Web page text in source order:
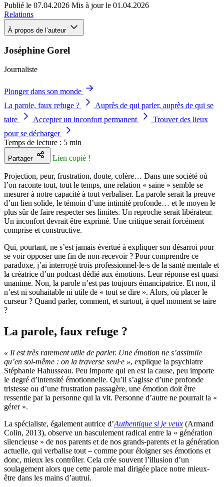
Publié le 07.04.2026 Mis à jour le 01.04.2026
Relations
À propos de l’auteur
Joséphine Gorel
Journaliste
Plonger dans son monde
La parole, faux refuge ?
Auprès de qui parler, auprès de qui se
taire
Accepter un inconfort permanent
Trouver des lieux
pour se décharger
Temps de lecture : 5 min
Partager Lien copié !
Projection, peur, frustration, doute, colère… Dans une société où
l’on raconte tout, tout le temps, une relation « saine » semble se
mesurer à notre capacité à tout verbaliser. La parole serait la preuve
d’un lien solide, le témoin d’une intimité profonde… et le moyen le
plus sûr de faire respecter ses limites. Un reproche serait libérateur.
Un inconfort devrait être exprimé. Une critique serait forcément
comprise et constructive.
Qui, pourtant, ne s’est jamais évertué à expliquer son désarroi pour
se voir opposer une fin de non-recevoir ? Pour comprendre ce
paradoxe, j’ai interrogé trois professionnel·le·s de la santé mentale et
la créatrice d’un podcast dédié aux émotions. Leur réponse est quasi
unanime. Non, la parole n’est pas toujours émancipatrice. Et non, il
n’est ni souhaitable ni utile de « tout se dire ». Alors, où placer le
curseur ? Quand parler, comment, et surtout, à quel moment se taire
?
La parole, faux refuge ?
« Il est très rarement utile de parler. Une émotion ne s’assimile
qu’en soi-même : on la traverse seul·e », explique la psychiatre
Stéphanie Hahusseau. Peu importe qui en est la cause, peu importe
le degré d’intensité émotionnelle. Qu’il s’agisse d’une profonde
tristesse ou d’une frustration passagère, une émotion doit être
ressentie par la personne qui la vit. Personne d’autre ne pourrait la «
gérer ».
La spécialiste, également autrice d’Authentique si je veux (Armand
Colin, 2013), observe un basculement radical entre la « génération
silencieuse » de nos parents et de nos grands-parents et la génération
actuelle, qui verbalise tout – comme pour éloigner ses émotions et
donc, mieux les contrôler. Cela crée souvent l’illusion d’un
soulagement alors que cette parole mal dirigée place notre mieux-
être dans les mains d’autrui.